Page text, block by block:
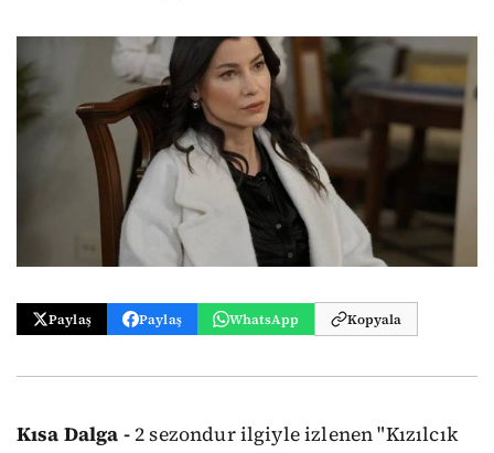
Paylaş Paylaş WhatsApp Kopyala
Kısa Dalga -2 sezondur ilgiyle izlenen "Kızılcık